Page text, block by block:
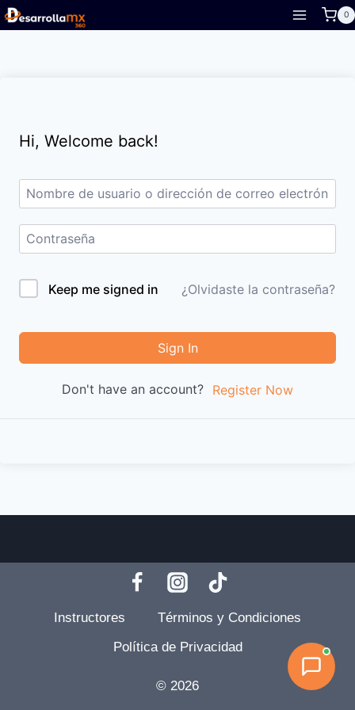
Skip
to
0
Hi, Welcome back!
Keep me signed in ¿Olvidaste la contraseña?
Sign In
Don't have an account? Register Now
Instructores
Términos y Condiciones
Política de Privacidad
© 2026